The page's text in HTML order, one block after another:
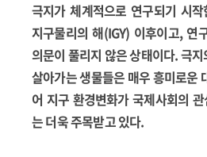
극지가 체계적으로 연구되기 시
지구물리의 해(IGY) 이후이고, 연
의문이 풀리지 않은 상태이다. 극
살아가는 생물들은 매우 흥미로운
어 지구 환경변화가 국제사회의
는 더욱 주목받고 있다.